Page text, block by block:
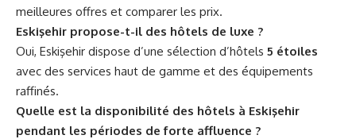
meilleures offres et comparer les prix.
Eskişehir propose-t-il des hôtels de luxe ?
Oui, Eskişehir dispose d’une sélection d’hôtels 5 étoiles
avec des services haut de gamme et des équipements
raffinés.
Quelle est la disponibilité des hôtels à Eskişehir
pendant les périodes de forte affluence ?